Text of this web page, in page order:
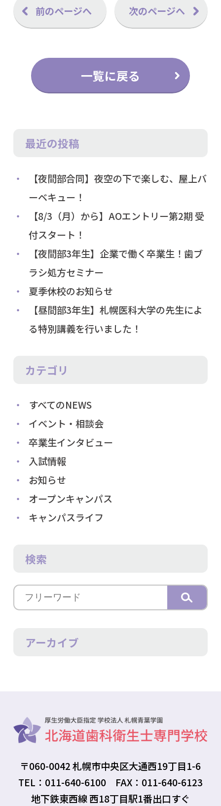
前のページへ 次のページへ
一覧に戻る
最近の投稿
【夜間部合同】夜空の下で楽しむ、屋上バ
ーベキュー！
【8/3（月）から】AOエントリー第2期 受
付スタート！
【夜間部3年生】企業で働く卒業生！歯ブ
ラシ処方セミナー
夏季休校のお知らせ
【昼間部3年生】札幌医科大学の先生によ
る特別講義を行いました！
カテゴリ
すべてのNEWS
イベント・相談会
卒業生インタビュー
入試情報
お知らせ
オープンキャンパス
キャンパスライフ
検索
アーカイブ
〒060-0042 札幌市中央区大通西19丁目1-6
TEL：011-640-6100 FAX：011-640-6123
地下鉄東西線 西18丁目駅1番出口すぐ